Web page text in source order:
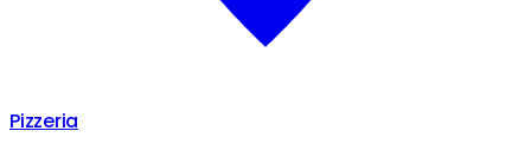
Pizzeria